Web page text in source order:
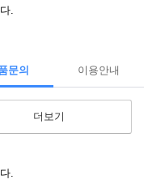
.
문의 이용안내
더보기
.